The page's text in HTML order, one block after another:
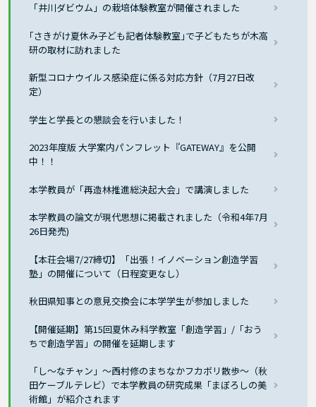
「井川ダビウム」の栽培体験教室が開催されました
｢さきがけ夏休み子ども記者体験教室｣で子どもたちが木高
研の取材に訪れました
新型コロナウイルス感染症に係る対応方針（7月27日改
定）
学生と学長との懇談会を行いました！
2023年度版 大学案内パンフレット『GATEWAY』を公開
中！！
本学教員が「再造林推進総決起大会」で講演しました
本学教員の論文が現代思想に掲載されました（令和4年7月
26日発売)
【本荘会場7/27締切】「出張！イノベーション創造学習
塾」の開催について（日程変更なし）
秋田県知事との意見交換会に本学学生が参加しました
【開催延期】第15回夏休み科学教室「創造学習」/「おう
ちで創造学習」の開催を延期します
「し〜なチャン」～西村修のまちなかフカボリ散歩～（秋
田ケーブルテレビ）で本学教員の研究成果「まぼろしの美
術館」が紹介されます